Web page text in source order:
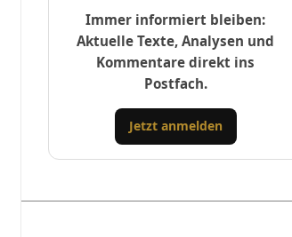
Immer informiert bleiben:
Aktuelle Texte, Analysen und
Kommentare direkt ins
Postfach.
Jetzt anmelden